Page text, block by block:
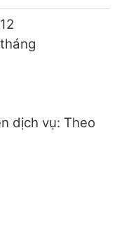
12
tháng
vụ: Theo